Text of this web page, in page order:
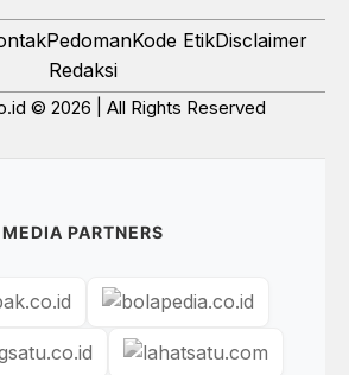
PedomanKode EtikDisclaimer
Redaksi
© 2026 | All Rights Reserved
MEDIA PARTNERS